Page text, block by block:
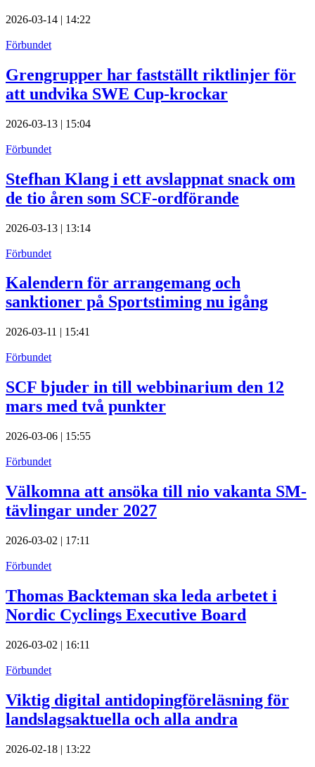
2026-03-14 | 14:22
Förbundet
Grengrupper har fastställt riktlinjer för
att undvika SWE Cup-krockar
2026-03-13 | 15:04
Förbundet
Stefhan Klang i ett avslappnat snack om
de tio åren som SCF-ordförande
2026-03-13 | 13:14
Förbundet
Kalendern för arrangemang och
sanktioner på Sportstiming nu igång
2026-03-11 | 15:41
Förbundet
SCF bjuder in till webbinarium den 12
mars med två punkter
2026-03-06 | 15:55
Förbundet
Välkomna att ansöka till nio vakanta SM-
tävlingar under 2027
2026-03-02 | 17:11
Förbundet
Thomas Backteman ska leda arbetet i
Nordic Cyclings Executive Board
2026-03-02 | 16:11
Förbundet
Viktig digital antidopingföreläsning för
landslagsaktuella och alla andra
2026-02-18 | 13:22